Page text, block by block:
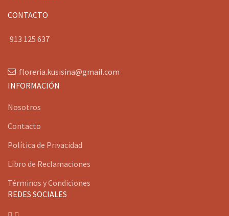
CONTACTO
913 125 637
floreria.kusisina@gmail.com
INFORMACIÓN
Nosotros
Contacto
Política de Privacidad
Libro de Reclamaciones
Términos y Condiciones
REDES SOCIALES